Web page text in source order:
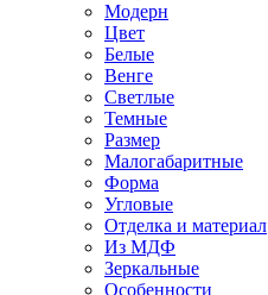
Модерн
Цвет
Белые
Венге
Светлые
Темные
Размер
Малогабаритные
Форма
Угловые
Отделка и материал
Из МДФ
Зеркальные
Особенности